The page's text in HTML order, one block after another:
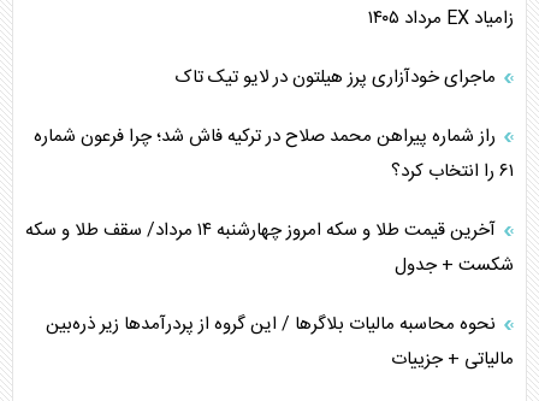
زامیاد EX مرداد ۱۴۰۵
ماجرای خودآزاری پرز هیلتون در لایو تیک تاک
راز شماره پیراهن محمد صلاح در ترکیه فاش شد؛ چرا فرعون شماره
۶۱ را انتخاب کرد؟
آخرین قیمت طلا و سکه امروز چهارشنبه ۱۴ مرداد/ سقف طلا و سکه
شکست + جدول
نحوه محاسبه مالیات بلاگر‌ها / این گروه از پردرآمد‌ها زیر ذره‌بین
مالیاتی + جزییات